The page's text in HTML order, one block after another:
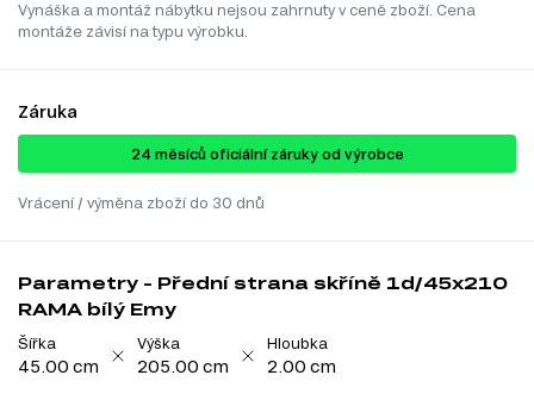
Vynáška a montáž nábytku nejsou zahrnuty v ceně zboží. Cena
montáže závisí na typu výrobku.
Záruka
24 ​​​​měsíců oficiální záruky od výrobce
Vrácení / výměna zboží do 30 dnů
Parametry - Přední strana skříně 1d/45x210
RAMA bílý Emy
Šířka
45.00 cm
Výška
205.00 cm
Hloubka
2.00 cm